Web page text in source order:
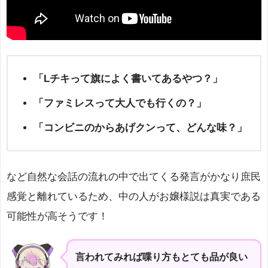
「Lチキって旗によく書いてあるやつ？」
「ファミレスって大人でも行くの？」
「コンビニのからあげクンって、どんな味？」
など自然な会話の流れの中で出てくる発言がかなり庶民
感覚と離れているため、中の人がお嬢様説は真実である
可能性が高そうです！
言われてみれば喋り方もとても品が良い